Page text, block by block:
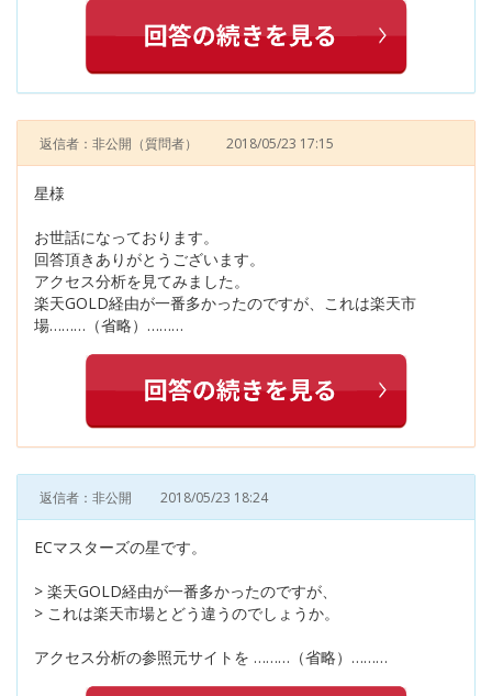
返信者：非公開 （質問者） 2018/05/23 17:15
星様
お世話になっております。
回答頂きありがとうございます。
アクセス分析を見てみました。
楽天GOLD経由が一番多かったのですが、これは楽天市
場………（省略）………
返信者：非公開 2018/05/23 18:24
ECマスターズの星です。
> 楽天GOLD経由が一番多かったのですが、
> これは楽天市場とどう違うのでしょうか。
アクセス分析の参照元サイトを ………（省略）………